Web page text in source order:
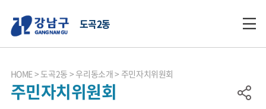
도곡2동
HOME 도곡2동 우리동소개 주민자치위원회
주민자치위원회